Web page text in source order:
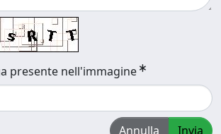
presente nell'immagine
Annulla Invia